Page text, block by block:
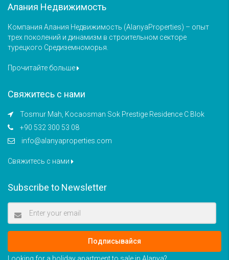
Алания Недвижимость
Компания Алания Недвижимость (AlanyaProperties) – опыт
трех поколений и динамизм в строительном секторе
турецкого Средиземноморья.
Прочитайте больше
Свяжитесь с нами
Tosmur Mah, Kocaosman Sok Prestige Residence C Blok
+90 532 300 53 08
info@alanyaproperties.com
Свяжитесь с нами
Subscribe to Newsletter
Подписывайся
Looking for a holiday apartment to sale in Alanya?